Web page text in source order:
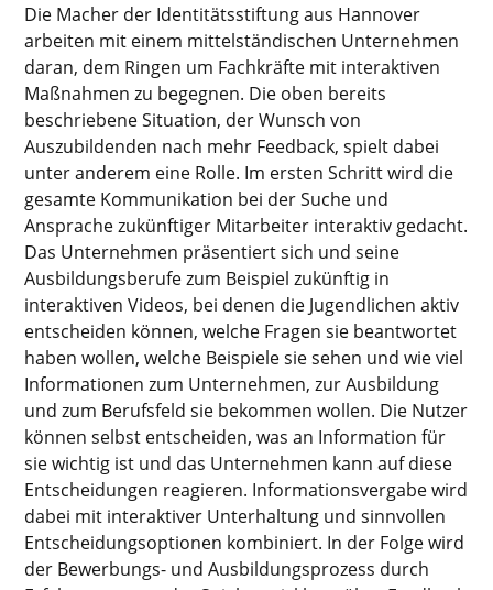
Die Macher der Identitätsstiftung aus Hannover
arbeiten mit einem mittelständischen Unternehmen
daran, dem Ringen um Fachkräfte mit interaktiven
Maßnahmen zu begegnen. Die oben bereits
beschriebene Situation, der Wunsch von
Auszubildenden nach mehr Feedback, spielt dabei
unter anderem eine Rolle. Im ersten Schritt wird die
gesamte Kommunikation bei der Suche und
Ansprache zukünftiger Mitarbeiter interaktiv gedacht.
Das Unternehmen präsentiert sich und seine
Ausbildungsberufe zum Beispiel zukünftig in
interaktiven Videos, bei denen die Jugendlichen aktiv
entscheiden können, welche Fragen sie beantwortet
haben wollen, welche Beispiele sie sehen und wie viel
Informationen zum Unternehmen, zur Ausbildung
und zum Berufsfeld sie bekommen wollen. Die Nutzer
können selbst entscheiden, was an Information für
sie wichtig ist und das Unternehmen kann auf diese
Entscheidungen reagieren. Informationsvergabe wird
dabei mit interaktiver Unterhaltung und sinnvollen
Entscheidungsoptionen kombiniert. In der Folge wird
der Bewerbungs- und Ausbildungsprozess durch